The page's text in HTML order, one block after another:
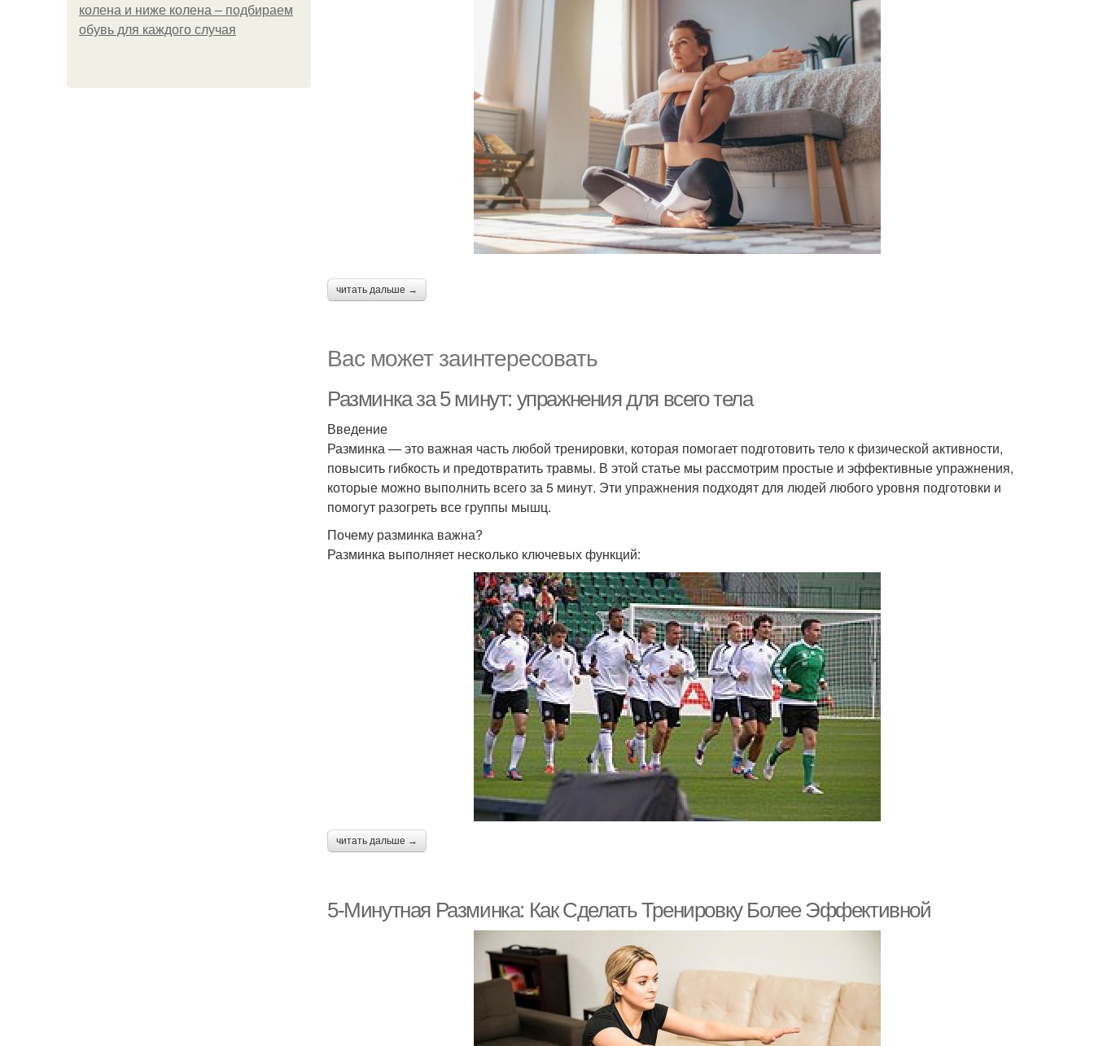
колена и ниже колена – подбираем
обувь для каждого случая
читать дальше →
Вас может заинтересовать
Разминка за 5 минут: упражнения для всего тела
Введение
Разминка — это важная часть любой тренировки, которая помогает подготовить тело к физической активности,
повысить гибкость и предотвратить травмы. В этой статье мы рассмотрим простые и эффективные упражнения,
которые можно выполнить всего за 5 минут. Эти упражнения подходят для людей любого уровня подготовки и
помогут разогреть все группы мышц.
Почему разминка важна?
Разминка выполняет несколько ключевых функций:
читать дальше →
5-Минутная Разминка: Как Сделать Тренировку Более Эффективной